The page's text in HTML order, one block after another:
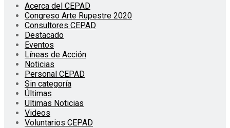
Acerca del CEPAD
Congreso Arte Rupestre 2020
Consultores CEPAD
Destacado
Eventos
Líneas de Acción
Noticias
Personal CEPAD
Sin categoría
Últimas
Ultimas Noticias
Videos
Voluntarios CEPAD